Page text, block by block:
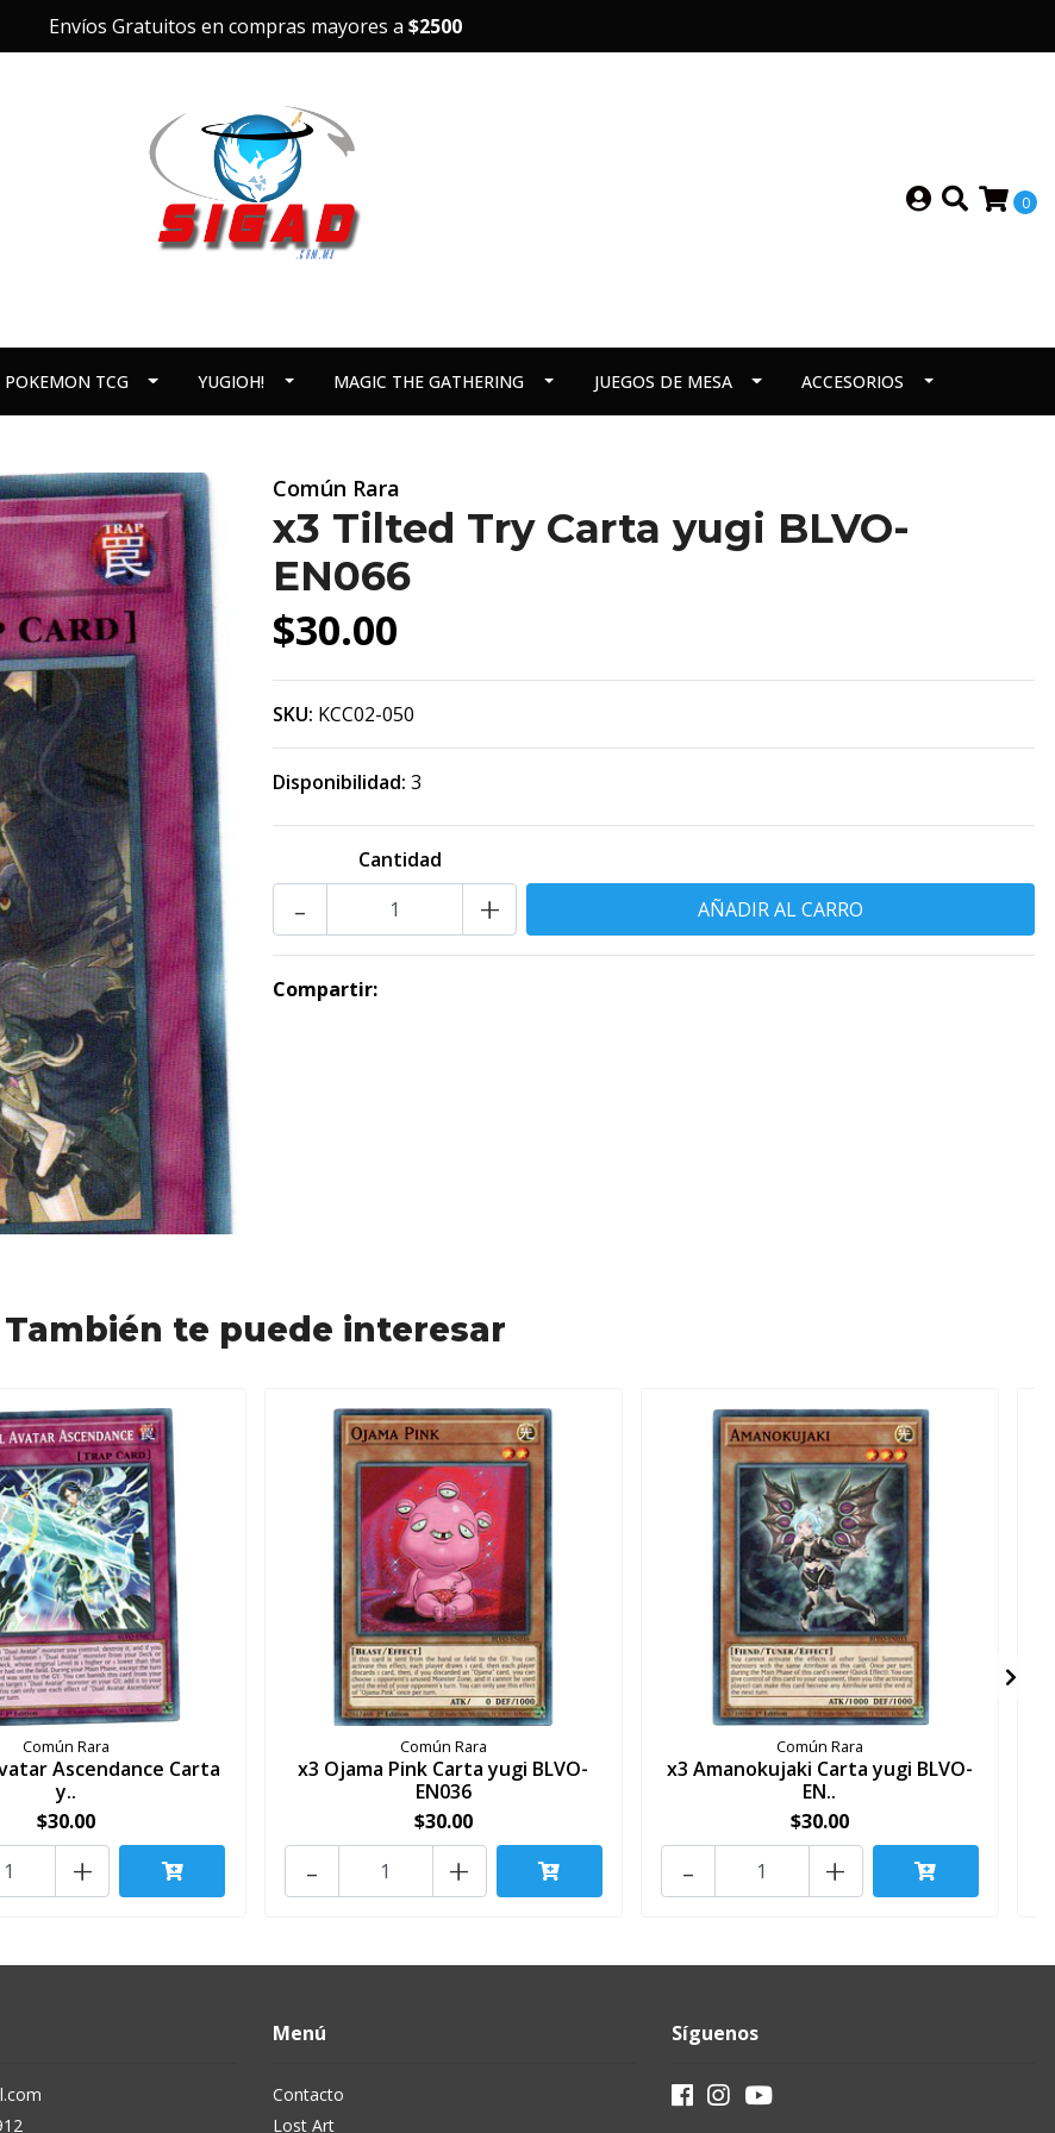
Envíos Gratuitos en compras mayores a $2500
0
POKEMON TCG YUGIOH! MAGIC THE GATHERING JUEGOS DE MESA ACCESORIOS
Común Rara
x3 Tilted Try Carta yugi BLVO-
EN066
$30.00
SKU: KCC02-050
Disponibilidad: 3
Cantidad
+
-
Compartir:
También te puede interesar
Común Rara
Ascendance Carta
y..
$30.00
+
Común Rara
x3 Ojama Pink Carta yugi BLVO-
EN036
$30.00
+
-
Común Rara
x3 Amanokujaki Carta yugi BLVO-
EN..
$30.00
+
-
Menú
Contacto
Lost Art
Síguenos